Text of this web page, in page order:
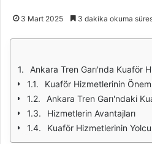
3 Mart 2025 3 dakika okuma
Ankara Tren Garı'nda Kuaför
Kuaför Hizmetlerinin
Ankara Tren Garı'ndaki
Hizmetlerin Avantajları
Kuaför Hizmetlerinin